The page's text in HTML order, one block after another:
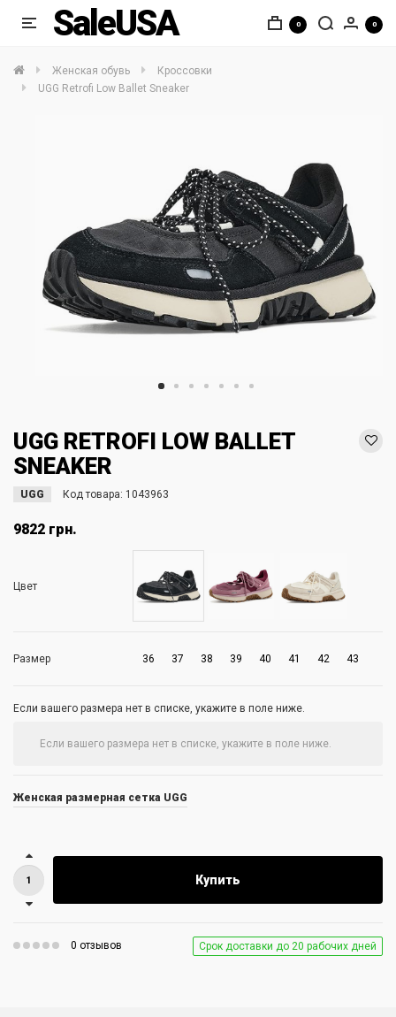
SaleUSA 0 0
Женская обувь
Кроссовки
UGG Retrofi Low Ballet Sneaker
UGG RETROFI LOW BALLET
SNEAKER
UGG Код товара: 1043963
9822 грн.
Цвет
Размер 36 37 38 39 40 41 42 43
Если вашего размера нет в списке, укажите в поле ниже.
Женская размерная сетка UGG
Купить
0 отзывов Срок доставки до 20 рабочих дней